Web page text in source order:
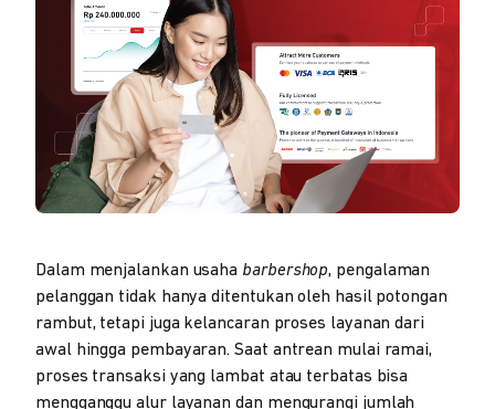
Dalam menjalankan usaha barbershop, pengalaman
pelanggan tidak hanya ditentukan oleh hasil potongan
rambut, tetapi juga kelancaran proses layanan dari
awal hingga pembayaran. Saat antrean mulai ramai,
proses transaksi yang lambat atau terbatas bisa
mengganggu alur layanan dan mengurangi jumlah